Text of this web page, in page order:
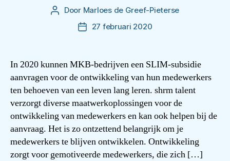
Berichtauteur
Door Marloes de Greef-Pieterse
Berichtdatum
27 februari 2020
In 2020 kunnen MKB-bedrijven een SLIM-subsidie
aanvragen voor de ontwikkeling van hun medewerkers
ten behoeven van een leven lang leren. shrm talent
verzorgt diverse maatwerkoplossingen voor de
ontwikkeling van medewerkers en kan ook helpen bij de
aanvraag. Het is zo ontzettend belangrijk om je
medewerkers te blijven ontwikkelen. Ontwikkeling
zorgt voor gemotiveerde medewerkers, die zich […]